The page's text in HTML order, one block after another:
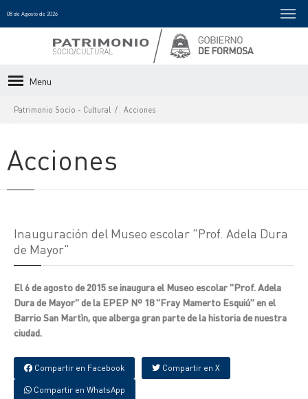
08 de Agosto de 2026
Menu
Patrimonio Socio - Cultural Acciones
Acciones
Inauguración del Museo escolar "Prof. Adela Dura
de Mayor"
El 6 de agosto de 2015 se inaugura el Museo escolar "Prof. Adela
Dura de Mayor" de la EPEP Nº 18 "Fray Mamerto Esquiú" en el
Barrio San Martìn, que alberga gran parte de la historia de nuestra
ciudad.
Compartir en Facebook Compartir en X
Compartir en WhatsApp